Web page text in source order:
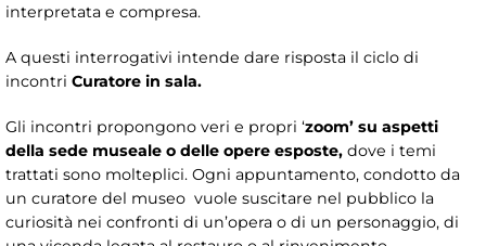
interpretata e compresa.
A questi interrogativi intende dare risposta il ciclo di
incontri Curatore in sala.
Gli incontri propongono veri e propri ‘zoom’ su aspetti
della sede museale o delle opere esposte, dove i temi
trattati sono molteplici. Ogni appuntamento, condotto da
un curatore del museo vuole suscitare nel pubblico la
curiosità nei confronti di un’opera o di un personaggio, di